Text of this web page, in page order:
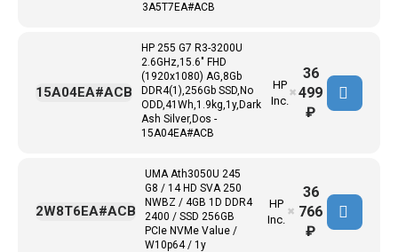
3A5T7EA#ACB
HP 255 G7 R3-3200U
2.6GHz,15.6" FHD
(1920x1080) AG,8Gb
DDR4(1),256Gb SSD,No
ODD,41Wh,1.9kg,1y,Dark
Ash Silver,Dos -
15A04EA#ACB
HP
Inc.
15A04EA#ACB ✖
36
499
₽
UMA Ath3050U 245
G8 / 14 HD SVA 250
NWBZ / 4GB 1D DDR4
2400 / SSD 256GB
PCIe NVMe Value /
W10p64 / 1y
HP
Inc.
2W8T6EA#ACB ✖
36
766
₽